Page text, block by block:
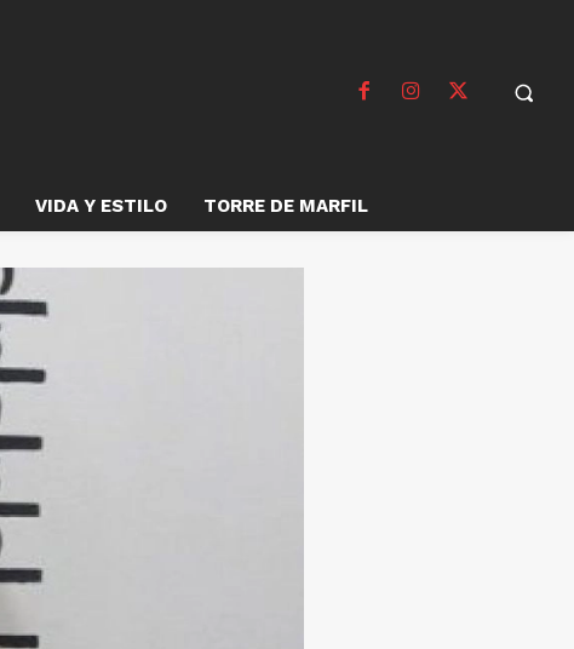
VIDA Y ESTILO TORRE DE MARFIL